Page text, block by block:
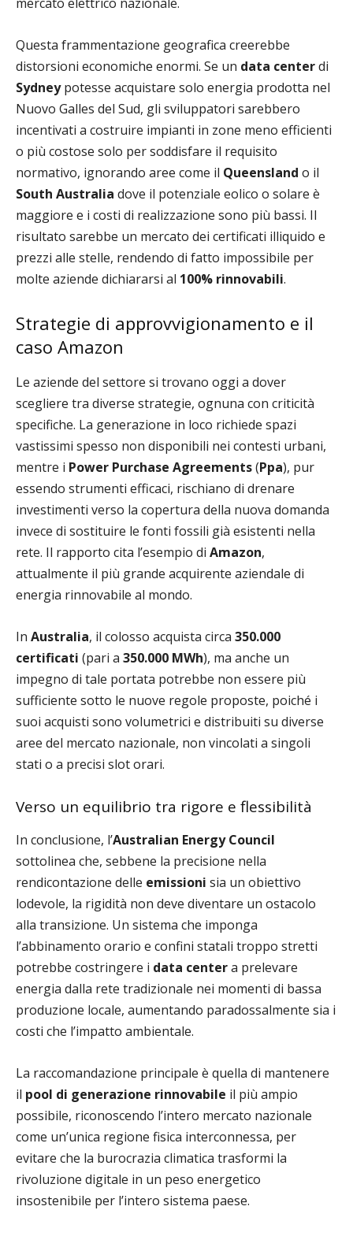
Questa frammentazione geografica creerebbe
distorsioni economiche enormi. Se un data centerdi
Sydneypotesse acquistare solo energia prodotta nel
Nuovo Galles del Sud, gli sviluppatori sarebbero
incentivati a costruire impianti in zone meno efficienti
o più costose solo per soddisfare il requisito
normativo, ignorando aree come il Queensland o il
South Australia dove il potenziale eolico o solare è
maggiore e i costi di realizzazione sono più bassi. Il
risultato sarebbe un mercato dei certificati illiquido e
prezzi alle stelle, rendendo di fatto impossibile per
molte aziende dichiararsi al 100% rinnovabili.
Strategie di approvvigionamento e il
caso Amazon
Le aziende del settore si trovano oggi a dover
scegliere tra diverse strategie, ognuna con criticità
specifiche. La generazione in loco richiede spazi
vastissimi spesso non disponibili nei contesti urbani,
mentre i Power Purchase Agreements(Ppa), pur
essendo strumenti efficaci, rischiano di drenare
investimenti verso la copertura della nuova domanda
invece di sostituire le fonti fossili già esistenti nella
rete. Il rapporto cita l’esempio di Amazon,
attualmente il più grande acquirente aziendale di
energia rinnovabile al mondo.
In Australia, il colosso acquista circa 350.000
certificati (pari a 350.000 MWh), ma anche un
impegno di tale portata potrebbe non essere più
sufficiente sotto le nuove regole proposte, poiché i
suoi acquisti sono volumetrici e distribuiti su diverse
aree del mercato nazionale, non vincolati a singoli
stati o a precisi slot orari.
Verso un equilibrio tra rigore e flessibilità
In conclusione, l’Australian Energy Council
sottolinea che, sebbene la precisione nella
rendicontazione delle emissioni sia un obiettivo
lodevole, la rigidità non deve diventare un ostacolo
alla transizione. Un sistema che imponga
l’abbinamento orario e confini statali troppo stretti
potrebbe costringere i data centera prelevare
energia dalla rete tradizionale nei momenti di bassa
produzione locale, aumentando paradossalmente sia i
costi che l’impatto ambientale.
La raccomandazione principale è quella di mantenere
il pool di generazione rinnovabile il più ampio
possibile, riconoscendo l’intero mercato nazionale
come un’unica regione fisica interconnessa, per
evitare che la burocrazia climatica trasformi la
rivoluzione digitale in un peso energetico
insostenibile per l’intero sistema paese.